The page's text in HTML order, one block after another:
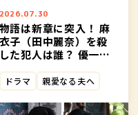
2026.07.30
物語は新章に突入！ 麻
衣子（田中麗奈）を殺
した犯人は誰？ 優一
物の正体とは⁉ 新展開
を迎える第５話、今夜
送！
ドラマ 親愛なる夫へ